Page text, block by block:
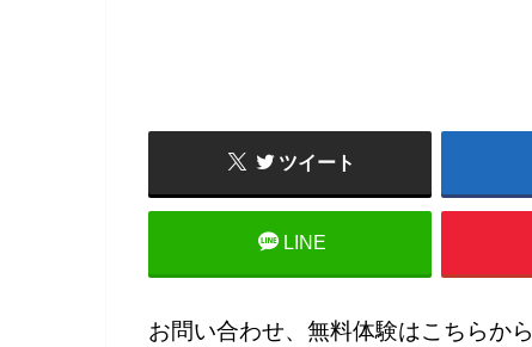
ツイート
LINE
お問い合わせ、無料体験はこちらから